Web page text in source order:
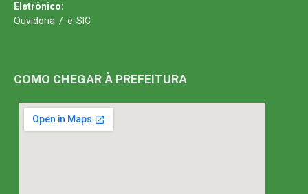
Eletrônico:
Ouvidoria / e-SIC
COMO CHEGAR À PREFEITURA